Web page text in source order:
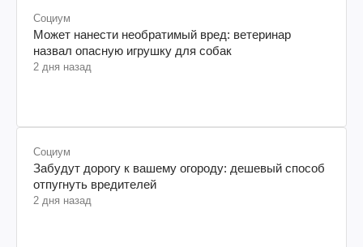
Социум
Может нанести необратимый вред: ветеринар
назвал опасную игрушку для собак
2 дня назад
Социум
Забудут дорогу к вашему огороду: дешевый способ
отпугнуть вредителей
2 дня назад